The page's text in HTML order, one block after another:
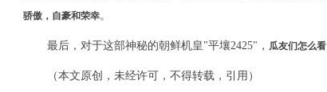
骄傲，自豪和荣幸。
最后，对于这部神秘的朝鲜机皇"平壤2425"， 瓜友们怎么看
（本文原创，未经许可，不得转载，引用）